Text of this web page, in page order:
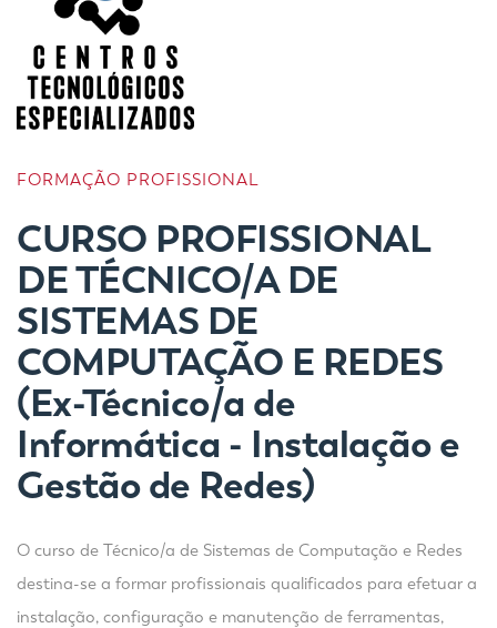
FORMAÇÃO PROFISSIONAL
CURSO PROFISSIONAL
DE TÉCNICO/A DE
SISTEMAS DE
COMPUTAÇÃO E REDES
(Ex-Técnico/a de
Informática - Instalação e
Gestão de Redes)
O curso de Técnico/a de Sistemas de Computação e Redes
destina-se a formar profissionais qualificados para efetuar a
instalação, configuração e manutenção de ferramentas,